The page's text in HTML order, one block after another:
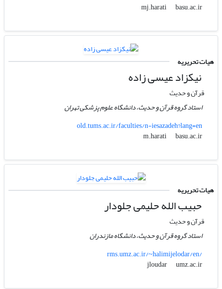
mj.harati
basu.ac.ir
هیات تحریریه
نیکزاد عیسی زاده
قرآن و حدیث
استاد گروه قرآن و حدیث، دانشگاه علوم پزشکی تهران
old.tums.ac.ir/faculties/n-iesazadeh?lang=en
m.harati
basu.ac.ir
هیات تحریریه
حبیب الله حلیمی جلودار
قرآن و حدیث
استاد گروه قرآن و حدیث، دانشگاه مازندران
rms.umz.ac.ir/~halimijelodar/en/
jloudar
umz.ac.ir